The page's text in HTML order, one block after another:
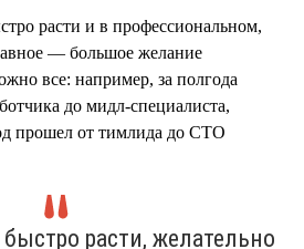
расти и в профессиональном,
— большое желание
все: например, за полгода
до мидл-специалиста,
прошел от тимлида до CTO
расти, желательно